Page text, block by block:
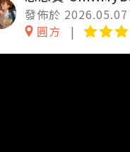
發佈於 2026.05.07
圓方